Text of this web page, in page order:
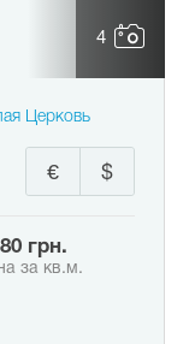
4
Церковь
$
€
180 грн.
за кв.м.